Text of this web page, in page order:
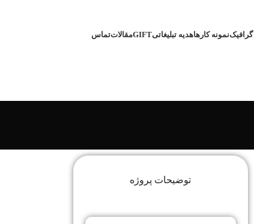
نمونه کارهاهدیه تبلیغاتیGIFTمقالاتتماس
توضیحات پروژه